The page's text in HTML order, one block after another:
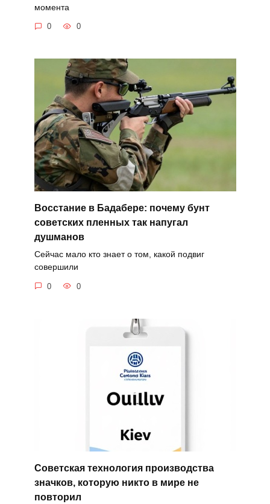
момента
0 0
Восстание в Бадабере: почему бунт
советских пленных так напугал
душманов
Сейчас мало кто знает о том, какой подвиг
совершили
0 0
Советская технология производства
значков, которую никто в мире не
повторил